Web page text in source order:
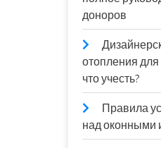
доноров
отопления
что учесть?
Правила
над оконными